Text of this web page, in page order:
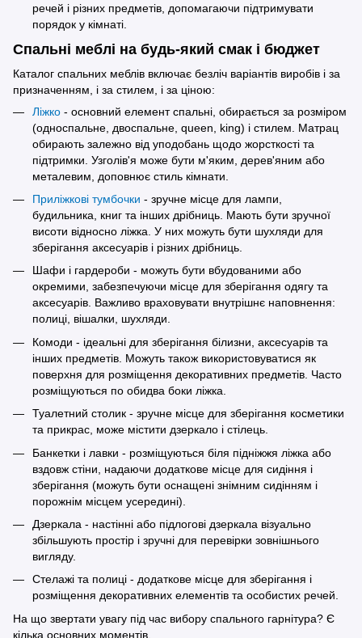
речей і різних предметів, допомагаючи підтримувати
порядок у кімнаті.
Спальні меблі на будь-який смак і бюджет
Каталог спальних меблів включає безліч варіантів виробів і за
призначенням, і за стилем, і за ціною:
Ліжко - основний елемент спальні, обирається за розміром
(односпальне, двоспальне, queen, king) і стилем. Матрац
обирають залежно від уподобань щодо жорсткості та
підтримки. Узголів'я може бути м'яким, дерев'яним або
металевим, доповнює стиль кімнати.
Приліжкові тумбочки - зручне місце для лампи,
будильника, книг та інших дрібниць. Мають бути зручної
висоти відносно ліжка. У них можуть бути шухляди для
зберігання аксесуарів і різних дрібниць.
Шафи і гардероби - можуть бути вбудованими або
окремими, забезпечуючи місце для зберігання одягу та
аксесуарів. Важливо враховувати внутрішнє наповнення:
полиці, вішалки, шухляди.
Комоди - ідеальні для зберігання білизни, аксесуарів та
інших предметів. Можуть також використовуватися як
поверхня для розміщення декоративних предметів. Часто
розміщуються по обидва боки ліжка.
Туалетний столик - зручне місце для зберігання косметики
та прикрас, може містити дзеркало і стілець.
Банкетки і лавки - розміщуються біля підніжжя ліжка або
вздовж стіни, надаючи додаткове місце для сидіння і
зберігання (можуть бути оснащені знімним сидінням і
порожнім місцем усередині).
Дзеркала - настінні або підлогові дзеркала візуально
збільшують простір і зручні для перевірки зовнішнього
вигляду.
Стелажі та полиці - додаткове місце для зберігання і
розміщення декоративних елементів та особистих речей.
На що звертати увагу під час вибору спального гарнітура? Є
кілька основних моментів.